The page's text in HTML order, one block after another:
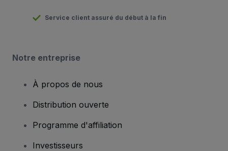
Service client assuré du début à la fin
Notre entreprise
À propos de nous
Distribution ouverte
Programme d'affiliation
Investisseurs